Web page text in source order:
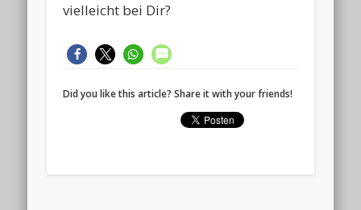
vielleicht bei Dir?
Did you like this article? Share it with your friends!